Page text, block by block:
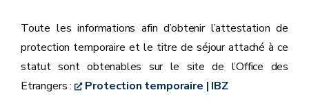
Toute les informations afin d’obtenir l’attestation de
protection temporaire et le titre de séjour attaché à ce
statut sont obtenables sur le site de l’Office des
Etrangers :
Protection temporaire | IBZ